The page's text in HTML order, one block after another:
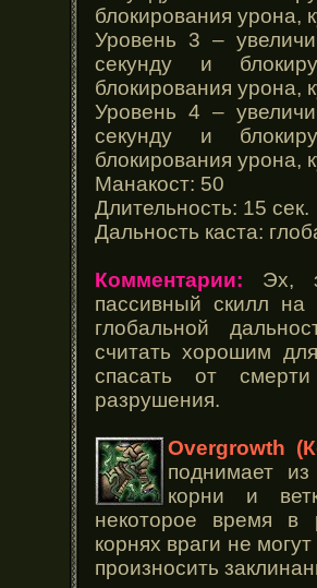
блокирования урона,
Уровень 3 –
секунду и
блокирования урона,
Уровень 4 –
секунду и
блокирования урона,
Манакост: 50
Длительность: 15 сек.
Дальность каста:
Комментарии: Эх,
пассивный скилл
глобальной
считать хорошим
спасать от
разрушения.
Overgrowth
поднимает
корни и
некоторое время в
корнях враги не
произносить